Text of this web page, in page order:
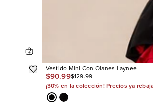
Vestido Mini Con Olanes Laynee
$90.99$129.99
¡30% en la colección! Precios ya